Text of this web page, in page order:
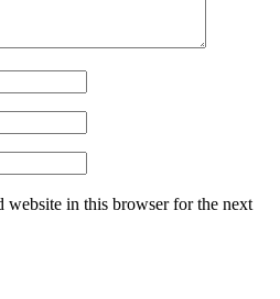
website in this browser for the next